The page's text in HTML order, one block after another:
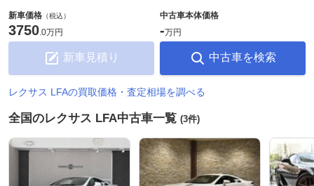
新車価格 （税込）
3750 0万円
新車見積り
中古車本体価格
-万円
中古車を検索
レクサス LFAの買取価格・査定相場を調べる
全国のレクサス LFA中古車一覧 (3件)